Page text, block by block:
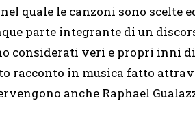
quale le canzoni sono scelte
parte integrante di un
considerati veri e propri inni
racconto in musica fatto
anche Raphael